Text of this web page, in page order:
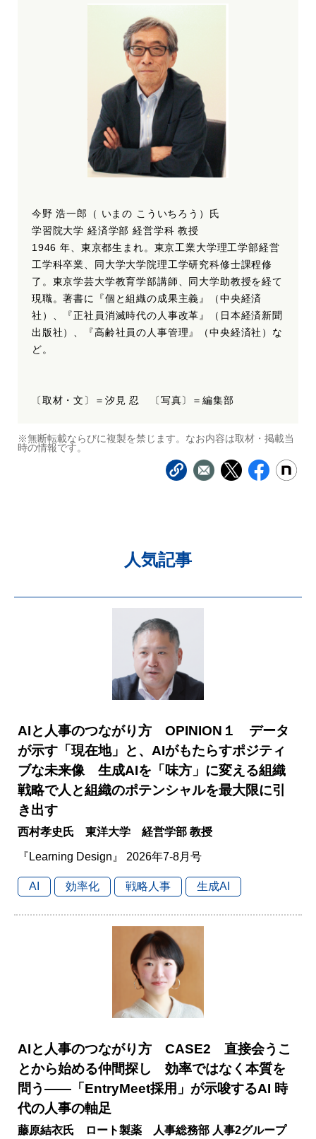
今野 浩一郎（ いまの こういちろう）氏
学習院大学 経済学部 経営学科 教授
1946 年、東京都生まれ。東京工業大学理工学部経営
工学科卒業、同大学大学院理工学研究科修士課程修
了。東京学芸大学教育学部講師、同大学助教授を経て
現職。著書に『個と組織の成果主義』（中央経済
社）、『正社員消滅時代の人事改革』（日本経済新聞
出版社）、『高齢社員の人事管理』（中央経済社）な
ど。
〔取材・文〕＝汐見 忍 〔写真〕＝編集部
※無断転載ならびに複製を禁じます。なお内容は取材・掲載当
時の情報です。
人気記事
AIと人事のつながり方 OPINION１ データ
が示す「現在地」と、AIがもたらすポジティ
ブな未来像 生成AIを「味方」に変える組織
戦略で人と組織のポテンシャルを最大限に引
き出す
西村孝史氏 東洋大学 経営学部 教授
『Learning Design』 2026年7-8月号
AI 効率化 戦略人事 生成AI
AIと人事のつながり方 CASE2 直接会うこ
とから始める仲間探し 効率ではなく本質を
問う――「EntryMeet採用」が示唆するAI 時
代の人事の軸足
藤原結衣氏 ロート製薬 人事総務部 人事2グループ